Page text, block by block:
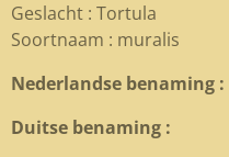
Geslacht : Tortula
Soortnaam : muralis
Nederlandse benaming :
Duitse benaming :